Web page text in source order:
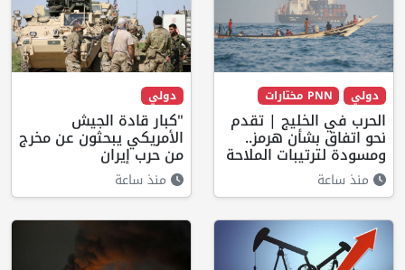
دولي PNN مختارات
الحرب في الخليج | تقدم
نحو اتفاق بشأن هرمز..
ومسودة لترتيبات الملاحة
منذ ساعة
دولي
"كبار قادة الجيش
الأمريكي يبحثون عن مخرج
من حرب إيران
منذ ساعة